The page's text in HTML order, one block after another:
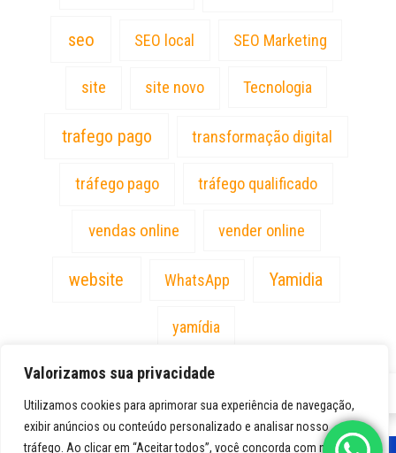
Valorizamos sua privacidade
Utilizamos cookies para aprimorar sua experiência de navegação,
exibir anúncios ou conteúdo personalizado e analisar nosso
tráfego. Ao clicar em “Aceitar todos”, você concorda com nosso
seo SEO local SEO Marketing
site site novo Tecnologia
trafego pago transformação digital
tráfego pago tráfego qualificado
vendas online vender online
website WhatsApp Yamidia
yamídia